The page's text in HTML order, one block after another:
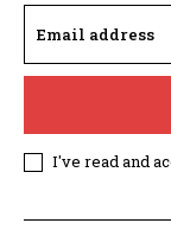
I've read and